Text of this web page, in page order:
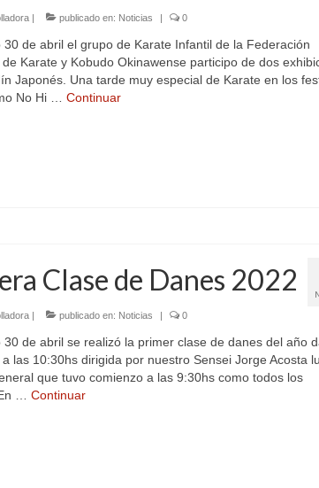
| publicado en: Noticias | 0
30 de abril el grupo de Karate Infantil de la Federación
Karate y Kobudo Okinawense participo de dos
Japonés. Una tarde muy especial de Karate en los
No Hi … Continuar
Clase de Danes 2022
| publicado en: Noticias 0
30 de abril se realizó la primer clase de danes del año
las 10:30hs dirigida por nuestro Sensei Jorge Acosta
que tuvo comienzo a las 9:30hs como todos los
… Continuar